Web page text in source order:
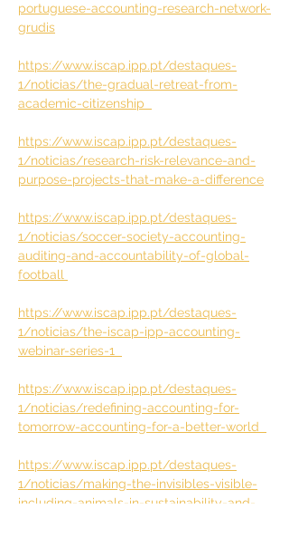
portuguese-accounting-research-network-
grudis
https://www.iscap.ipp.pt/destaques-
1/noticias/the-gradual-retreat-from-
academic-citizenship
https://www.iscap.ipp.pt/destaques-
1/noticias/research-risk-relevance-and-
purpose-projects-that-make-a-difference
https://www.iscap.ipp.pt/destaques-
1/noticias/soccer-society-accounting-
auditing-and-accountability-of-global-
football
https://www.iscap.ipp.pt/destaques-
1/noticias/the-iscap-ipp-accounting-
webinar-series-1
https://www.iscap.ipp.pt/destaques-
1/noticias/redefining-accounting-for-
tomorrow-accounting-for-a-better-world
https://www.iscap.ipp.pt/destaques-
1/noticias/making-the-invisibles-visible-
including-animals-in-sustainability-and-